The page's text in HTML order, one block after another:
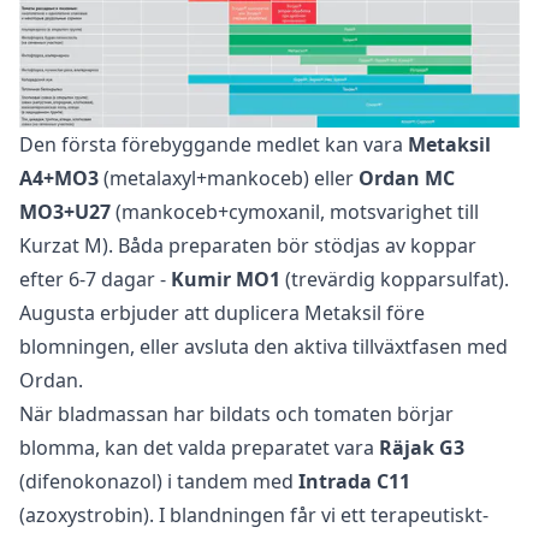
Den första förebyggande medlet kan vara Metaksil
A4+MO3(metalaxyl+mankoceb) eller Ordan MC
MO3+U27(mankoceb+cymoxanil, motsvarighet till
Kurzat M). Båda preparaten bör stödjas av koppar
efter 6-7 dagar - Kumir MO1 (trevärdig kopparsulfat).
Augusta erbjuder att duplicera Metaksil före
blomningen, eller avsluta den aktiva tillväxtfasen med
Ordan.
När bladmassan har bildats och tomaten börjar
blomma, kan det valda preparatet vara Räjak G3
(difenokonazol) i tandem med Intrada C11
(azoxystrobin). I blandningen får vi ett terapeutiskt-